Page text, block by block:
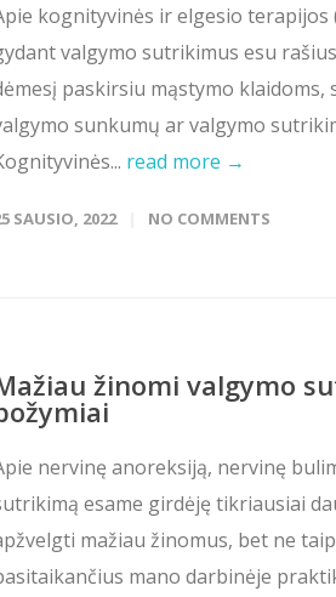
kognityvinės ir elgesio terapijos
valgymo sutrikimus esu
paskirsiu mąstymo klaidoms,
sunkumų ar valgymo
read more →
SAUSIO, 2022 NO COMMENTS
žinomi valgymo
nervinę anoreksiją, nervinę
esame girdėję tikriausiai
mažiau žinomus, bet ne
mano darbinėje